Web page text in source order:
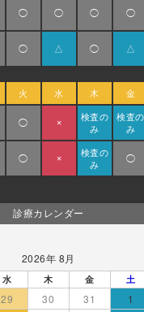
◯ ◯ ◯ ◯
◯ △ ◯ △
火 水 木 金
◯ ×
検査の
み
検査の
み
◯ ×
検査の
み
◯
診療カレンダー
2026年 8月
水 木 金 土
29 30 31 1